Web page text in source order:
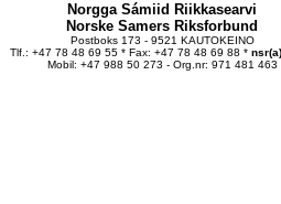
Norgga Sámiid Riikkasearvi
Norske Samers Riksforbund
Postboks 173 - 9521 KAUTOKEINO
Tlf.: +47 78 48 69 55 * Fax: +47 78 48 69 88 *
Mobil: +47 988 50 273 - Org.nr: 971 481 463